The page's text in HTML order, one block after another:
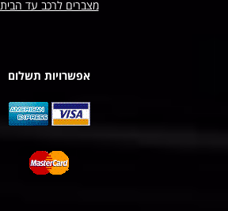
מצברים לרכב עד הבית
אפשרויות תשלום